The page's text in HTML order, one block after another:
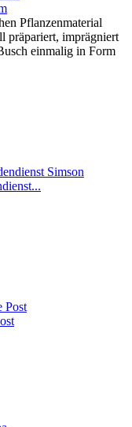
Pflanzenmaterial
präpariert, imprägniert
einmalig in Form